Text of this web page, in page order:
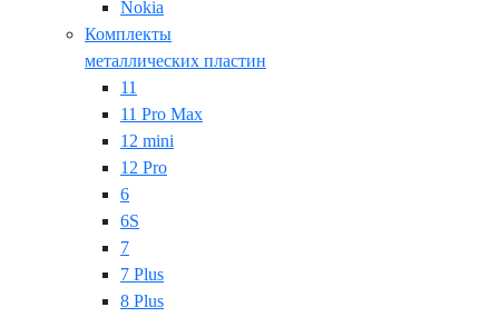
Nokia
Комплекты
металлических пластин
11
11 Pro Max
12 mini
12 Pro
6
6S
7
7 Plus
8 Plus